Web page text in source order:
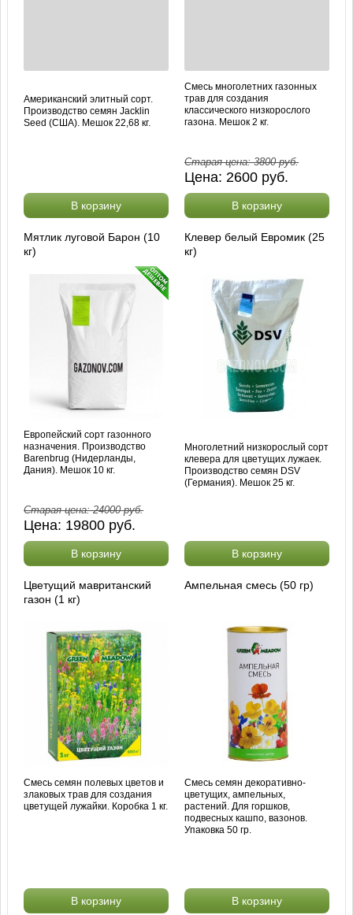
Американский элитный сорт.
Производство семян Jacklin
Seed (США). Мешок 22,68 кг.
В корзину
Смесь многолетних газонных
трав для создания
классического низкорослого
газона. Мешок 2 кг.
Старая цена:3800руб.
Цена: 2600 руб.
В корзину
Мятлик луговой Барон (10
кг)
Европейский сорт газонного
назначения. Производство
Barenbrug (Нидерланды,
Дания). Мешок 10 кг.
Старая цена:24000руб.
Цена: 19800 руб.
В корзину
Клевер белый Евромик (25
кг)
Многолетний низкорослый сорт
клевера для цветущих лужаек.
Производство семян DSV
(Германия). Мешок 25 кг.
В корзину
Цветущий мавританский
газон (1 кг)
Смесь семян полевых цветов и
злаковых трав для создания
цветущей лужайки. Коробка 1 кг.
В корзину
Ампельная смесь (50 гр)
Смесь семян декоративно-
цветущих, ампельных,
растений. Для горшков,
подвесных кашпо, вазонов.
Упаковка 50 гр.
В корзину